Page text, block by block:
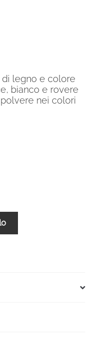
legno e colore
bianco e rovere
nei colori